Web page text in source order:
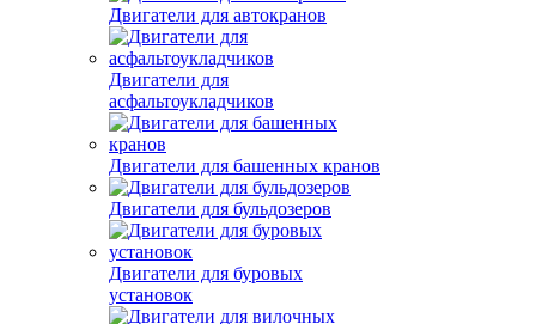
Двигатели для автокранов
Двигатели для
асфальтоукладчиков
Двигатели для башенных кранов
Двигатели для бульдозеров
Двигатели для буровых
установок